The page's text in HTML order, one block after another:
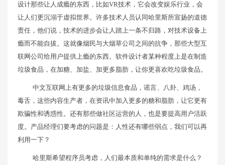
设计那些让人成瘾的东西，比如VR技术，它会改变娱乐行业，会
让人们更沉溺于虚拟世界。许多技术人员认同哈里斯所宣扬的道德
责任，他们说，技术的进步会让人踏上一条不归路，对技术设备上
瘾而不能自拔。这就像烟民与大烟草公司之间的抗争，那些大型互
联网公司给用户提供上瘾的东西。软件设计者某种程度上是在制造
垃圾食品，在加糖、加盐、加更多脂肪，让你更喜欢吃垃圾食品。
中文互联网上有更多的垃圾信息食品，谣言、八卦、鸡汤，
毒舌，这些内容生产者，在资讯中加入更多的糖和脂肪，让它更有
欺骗性和诱惑性。还有那些做社区运营的人，也是要提高用户活跃
度。产品经理们要考虑的问题是：人性还有哪些弱点，我们可以再
利用一下？
哈里斯希望程序员考虑，人们最本质和单纯的需求是什么？